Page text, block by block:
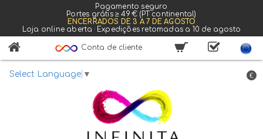
Pagamento seguro
Portes grátis ≥ 49 € (PT continental)
ENCERRADOS DE 3 A 7 DE AGOSTO
Loja online aberta · Expedições retomadas a 10 de agosto
Select Language ▼
Conta de cliente
€